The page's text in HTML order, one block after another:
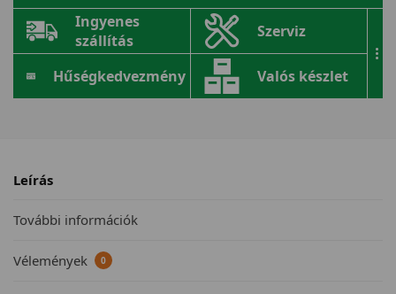
Ingyenes
szállítás
Szerviz
Hűségkedvezmény Valós készlet
...
Leírás
További információk
Vélemények 0